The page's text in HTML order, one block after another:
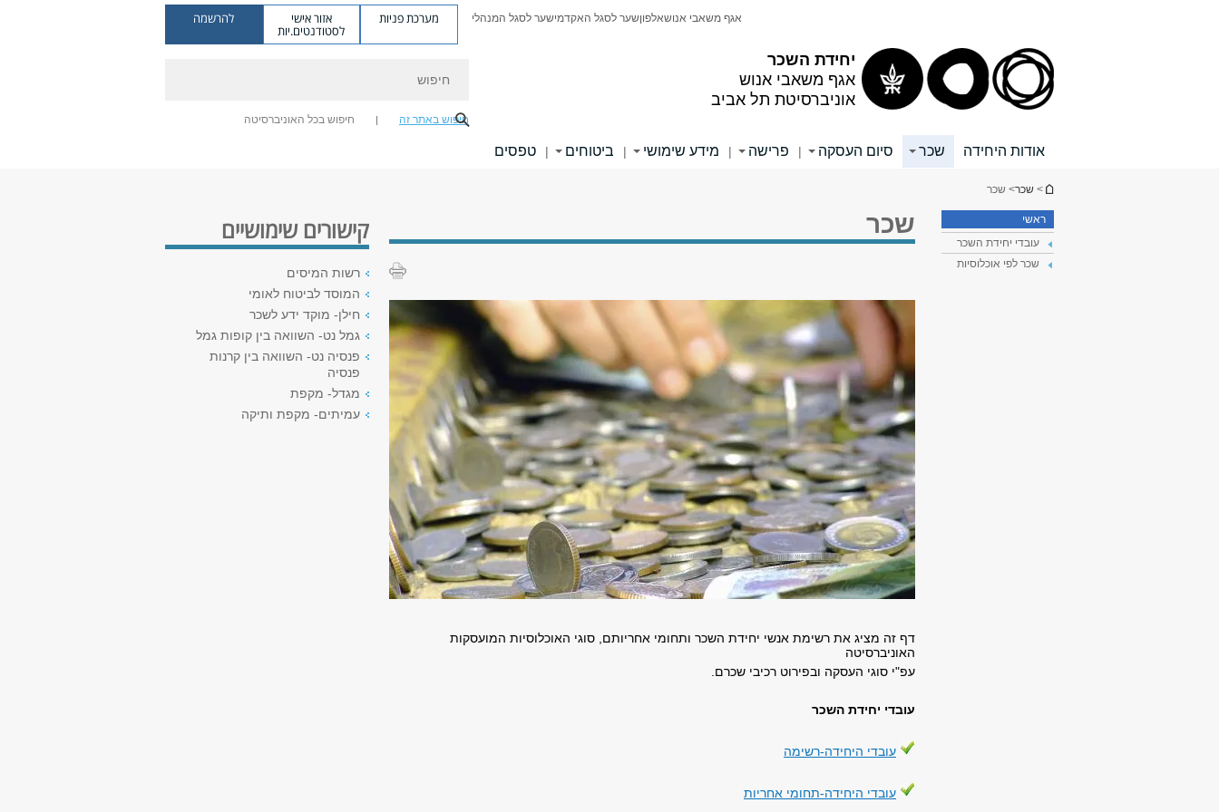
יחידת השכר
אגף משאבי אנוש
אוניברסיטת תל אביב
אגף משאבי אנושאלפוןשער לסגל האקדמישער לסגל המנהלי מערכת פניות אזור אישי
לסטודנטים.יות
להרשמה
חיפוש באתר זה חיפוש בכל האוניברסיטה
אודות היחידה שכר סיום העסקה | פרישה | מידע שימושי | ביטוחים | טפסים
הינך נמצא כאן
> שכר> שכר
ראשי
עובדי יחידת השכר
שכר לפי אוכלוסיות
שכר
דף זה מציג את רשימת אנשי יחידת השכר ותחומי אחריותם, סוגי האוכלוסיות המועסקות
האוניברסיטה
עפ"י סוגי העסקה ובפירוט רכיבי שכרם.
עובדי יחידת השכר
עובדי היחידה-רשימה
עובדי היחידה-תחומי אחריות
קישורים שימושיים
רשות המיסים
המוסד לביטוח לאומי
חילן- מוקד ידע לשכר
גמל נט- השוואה בין קופות גמל
פנסיה נט- השוואה בין קרנות
פנסיה
מגדל- מקפת
עמיתים- מקפת ותיקה